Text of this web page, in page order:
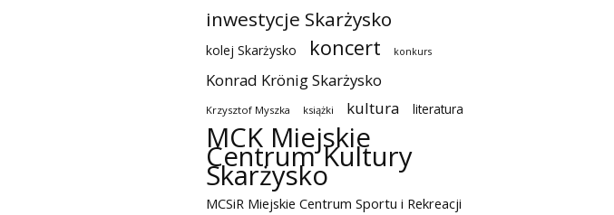
inwestycje Skarżysko
kolej Skarżysko koncert konkurs
Konrad Krönig Skarżysko
Krzysztof Myszka książki kultura literatura
MCK Miejskie
Centrum Kultury
Skarżysko
MCSiR Miejskie Centrum Sportu i Rekreacji